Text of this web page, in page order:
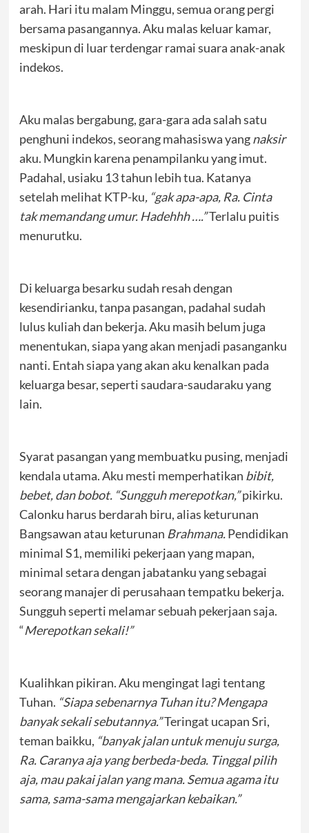
arah. Hari itu malam Minggu, semua orang pergi
bersama pasangannya. Aku malas keluar kamar,
meskipun di luar terdengar ramai suara anak-anak
indekos.
Aku malas bergabung, gara-gara ada salah satu
penghuni indekos, seorang mahasiswa yangnaksir
aku. Mungkin karena penampilanku yang imut.
Padahal, usiaku 13 tahun lebih tua. Katanya
setelah melihat KTP-ku, “gak apa-apa, Ra. Cinta
tak memandang umur. Hadehhh ….”Terlalu puitis
menurutku.
Di keluarga besarku sudah resah dengan
kesendirianku, tanpa pasangan, padahal sudah
lulus kuliah dan bekerja. Aku masih belum juga
menentukan, siapa yang akan menjadi pasanganku
nanti. Entah siapa yang akan aku kenalkan pada
keluarga besar, seperti saudara-saudaraku yang
lain.
Syarat pasangan yang membuatku pusing, menjadi
kendala utama. Aku mesti memperhatikan bibit,
bebet, dan bobot. “Sungguh merepotkan,”pikirku.
Calonku harus berdarah biru, alias keturunan
Bangsawan atau keturunan Brahmana.Pendidikan
minimal S1, memiliki pekerjaan yang mapan,
minimal setara dengan jabatanku yang sebagai
seorang manajer di perusahaan tempatku bekerja.
Sungguh seperti melamar sebuah pekerjaan saja.
“Merepotkan sekali!”
Kualihkan pikiran. Aku mengingat lagi tentang
Tuhan. “Siapa sebenarnya Tuhan itu? Mengapa
banyak sekali sebutannya.”Teringat ucapan Sri,
teman baikku, “banyak jalan untuk menuju surga,
Ra. Caranya aja yang berbeda-beda. Tinggal pilih
aja, mau pakai jalan yang mana. Semua agama itu
sama, sama-sama mengajarkan kebaikan.”